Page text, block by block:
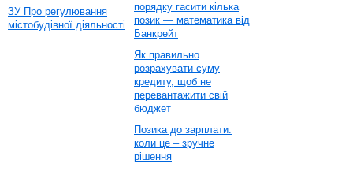
ЗУ Про регулювання
містобудівної діяльності
порядку гасити кілька
позик — математика від
Банкрейт
Як правильно
розрахувати суму
кредиту, щоб не
перевантажити свій
бюджет
Позика до зарплати:
коли це – зручне
рішення